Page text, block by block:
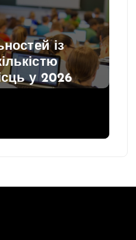
із
у 2026